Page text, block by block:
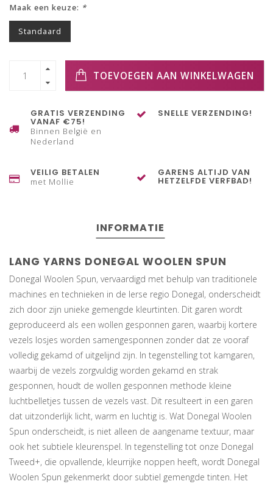
Maak een keuze: *
Standaard
TOEVOEGEN AAN WINKELWAGEN
GRATIS VERZENDING
VANAF €75!
Binnen België en
Nederland
SNELLE VERZENDING!
VEILIG BETALEN
met Mollie
GARENS ALTIJD VAN
HETZELFDE VERFBAD!
INFORMATIE
LANG YARNS DONEGAL WOOLEN SPUN
Donegal Woolen Spun, vervaardigd met behulp van traditionele
machines en technieken in de Ierse regio Donegal, onderscheidt
zich door zijn unieke gemengde kleurtinten. Dit garen wordt
geproduceerd als een wollen gesponnen garen, waarbij kortere
vezels losjes worden samengesponnen zonder dat ze vooraf
volledig gekamd of uitgelijnd zijn. In tegenstelling tot kamgaren,
waarbij de vezels zorgvuldig worden gekamd en strak
gesponnen, houdt de wollen gesponnen methode kleine
luchtbelletjes tussen de vezels vast. Dit resulteert in een garen
dat uitzonderlijk licht, warm en luchtig is. Wat Donegal Woolen
Spun onderscheidt, is niet alleen de aangename textuur, maar
ook het subtiele kleurenspel. In tegenstelling tot onze Donegal
Tweed+, die opvallende, kleurrijke noppen heeft, wordt Donegal
Woolen Spun gekenmerkt door subtiel gemengde tinten. Het